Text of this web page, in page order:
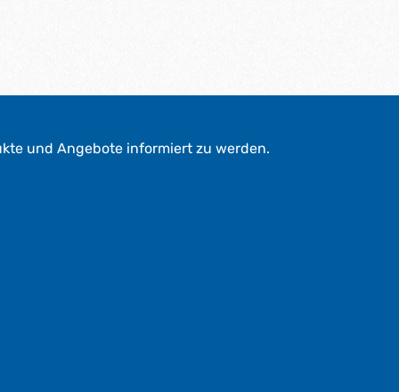
und Angebote informiert zu werden.